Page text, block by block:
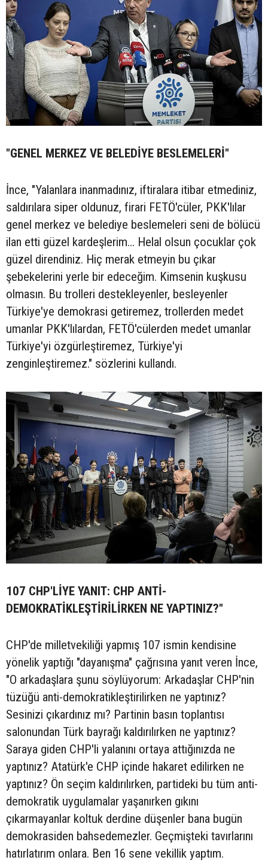
"GENEL MERKEZ VE BELEDİYE BESLEMELERİ"
İnce, "Yalanlara inanmadınız, iftiralara itibar etmediniz,
saldırılara siper oldunuz, firari FETÖ'cüler, PKK'lılar
genel merkez ve belediye beslemeleri seni de bölücü
ilan etti güzel kardeşlerim... Helal olsun çocuklar çok
güzel direndiniz. Hiç merak etmeyin bu çıkar
şebekelerini yerle bir edeceğim. Kimsenin kuşkusu
olmasın. Bu trolleri destekleyenler, besleyenler
Türkiye'ye demokrasi getiremez, trollerden medet
umanlar PKK'lılardan, FETÖ'cülerden medet umanlar
Türkiye'yi özgürleştiremez, Türkiye'yi
zenginleştiremez." sözlerini kullandı.
107 CHP'LİYE YANIT: CHP ANTİ-
DEMOKRATİKLEŞTİRİLİRKEN NE YAPTINIZ?"
CHP'de milletvekiliği yapmış 107 ismin kendisine
yönelik yaptığı "dayanışma" çağrısına yanıt veren İnce,
"O arkadaşlara şunu söylüyorum: Arkadaşlar CHP'nin
tüzüğü anti-demokratikleştirilirken ne yaptınız?
Sesinizi çıkardınız mı? Partinin basın toplantısı
salonundan Türk bayrağı kaldırılırken ne yaptınız?
Saraya giden CHP'li yalanını ortaya attığınızda ne
yaptınız? Atatürk'e CHP içinde hakaret edilirken ne
yaptınız? Ön seçim kaldırılırken, partideki bu tüm anti-
demokratik uygulamalar yaşanırken gıkını
çıkarmayanlar koltuk derdine düşenler bana bugün
demokrasiden bahsedemezler. Geçmişteki tavırlarını
hatırlatırım onlara. Ben 16 sene vekillik yaptım.